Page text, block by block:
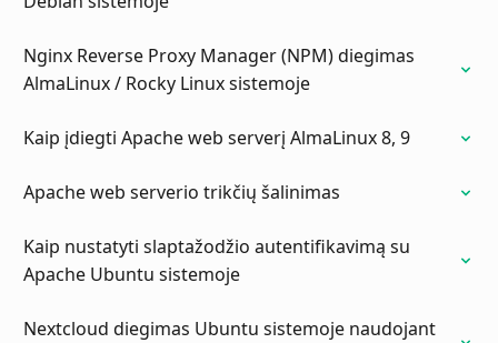
Nginx Reverse Proxy Manager (NPM) diegimas
AlmaLinux / Rocky Linux sistemoje
Kaip įdiegti Apache web serverį AlmaLinux 8, 9
Apache web serverio trikčių šalinimas
Kaip nustatyti slaptažodžio autentifikavimą su
Apache Ubuntu sistemoje
Nextcloud diegimas Ubuntu sistemoje naudojant